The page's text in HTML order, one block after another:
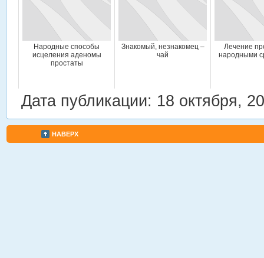
Народные способы
исцеления аденомы
простаты
Знакомый, незнакомец –
чай
Лечение
народными
Дата публикации: 18 октября,
НАВЕРХ